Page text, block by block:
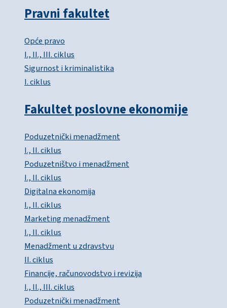
Pravni fakultet
Opće pravo
I., II., III. ciklus
Sigurnost i kriminalistika
I. ciklus
Fakultet poslovne ekonomije
Poduzetnički menadžment
I., II. ciklus
Poduzetništvo i menadžment
I., II. ciklus
Digitalna ekonomija
I., II. ciklus
Marketing menadžment
I., II. ciklus
Menadžment u zdravstvu
II. ciklus
Financije, računovodstvo i revizija
I., II., III. ciklus
Poduzetnički menadžment